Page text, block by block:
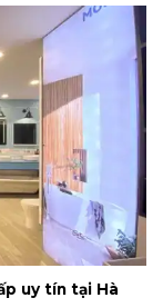
uy tín tại Hà